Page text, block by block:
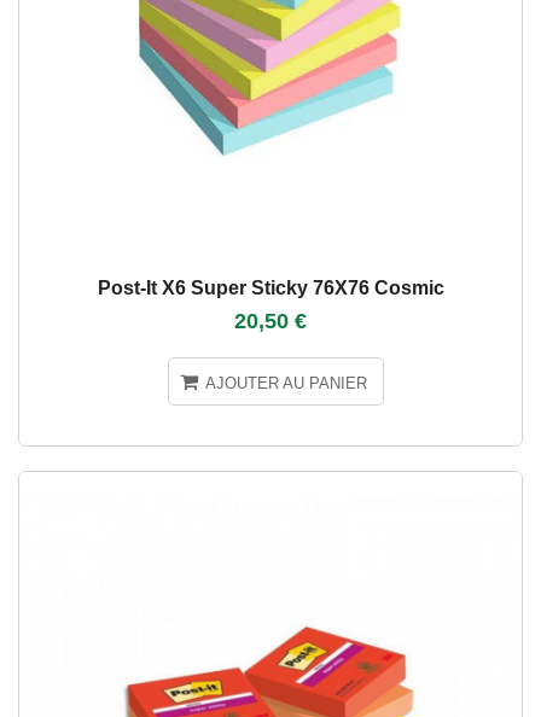
Post-It X6 Super Sticky 76X76 Cosmic
20,50 €
AJOUTER AU PANIER